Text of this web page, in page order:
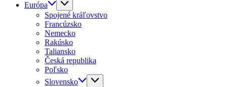
Európa
Spojené kráľovstvo
Francúzsko
Nemecko
Rakúsko
Taliansko
Česká republika
Poľsko
Slovensko